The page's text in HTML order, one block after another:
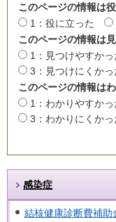
このページの情報は
1：役に立った
このページの情報は
1：見つけやすかっ
3：見つけにくかっ
このページの情報は
1：わかりやすかっ
3：わかりにくかっ
感染症
結核健康診断費補助